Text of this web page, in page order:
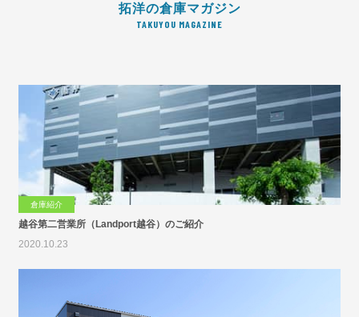
拓洋の倉庫マガジン
TAKUYOU MAGAZINE
倉庫紹介
越谷第二営業所（Landport越谷）のご紹介
2020.10.23